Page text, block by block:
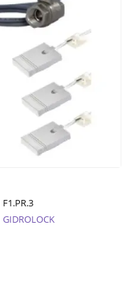
F1.PR.3
GIDROLOCK